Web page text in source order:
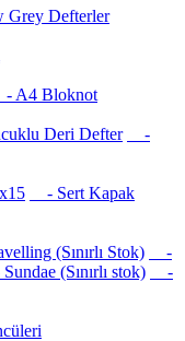
Defterler
A4 Bloknot
Deri Defter
-
- Sert Kapak
(Sınırlı Stok)
-
(Sınırlı stok)
-